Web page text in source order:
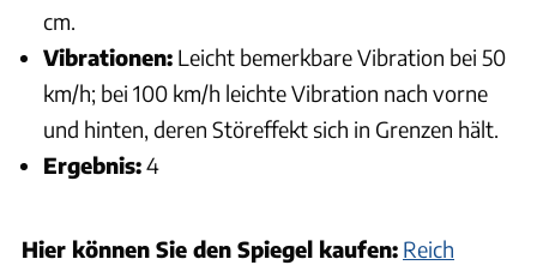
cm.
Vibrationen: Leicht bemerkbare Vibration bei 50
km/h; bei 100 km/h leichte Vibration nach vorne
und hinten, deren Störeffekt sich in Grenzen hält.
Ergebnis:4
Hier können Sie den Spiegel kaufen: Reich